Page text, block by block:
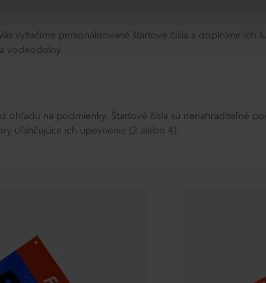
vytlačíme personalizované štartové čísla a doplníme
vodeodolný.
ohľadu na podmienky. Štartové čísla sú nenahraditeľné
uľahčujúce ich upevnenie (2 alebo 4).